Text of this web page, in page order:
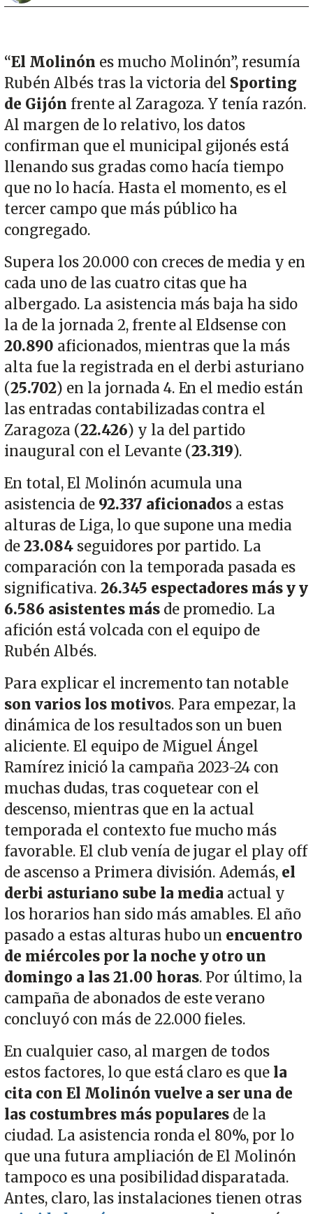
“El Molinón es mucho Molinón”, resumía
Rubén Albés tras la victoria del Sporting
de Gijón frente al Zaragoza. Y tenía razón.
Al margen de lo relativo, los datos
confirman que el municipal gijonés está
llenando sus gradas como hacía tiempo
que no lo hacía. Hasta el momento, es el
tercer campo que más público ha
congregado.
Supera los 20.000 con creces de media y en
cada uno de las cuatro citas que ha
albergado. La asistencia más baja ha sido
la de la jornada 2, frente al Eldsense con
20.890 aficionados, mientras que la más
alta fue la registrada en el derbi asturiano
(25.702) en la jornada 4. En el medio están
las entradas contabilizadas contra el
Zaragoza (22.426) y la del partido
inaugural con el Levante (23.319).
En total, El Molinón acumula una
asistencia de92.337 aficionados a estas
alturas de Liga, lo que supone una media
de23.084seguidores por partido. La
comparación con la temporada pasada es
significativa. 26.345 espectadores más y y
6.586 asistentes másde promedio. La
afición está volcada con el equipo de
Rubén Albés.
Para explicar el incremento tan notable
son varios los motivos. Para empezar, la
dinámica de los resultados son un buen
aliciente. El equipo de Miguel Ángel
Ramírez inició la campaña 2023-24 con
muchas dudas, tras coquetear con el
descenso, mientras que en la actual
temporada el contexto fue mucho más
favorable. El club venía de jugar el play off
de ascenso a Primera división. Además, el
derbi asturiano sube la media actual y
los horarios han sido más amables. El año
pasado a estas alturas hubo un encuentro
de miércoles por la noche y otro un
domingo a las 21.00 horas. Por último, la
campaña de abonados de este verano
concluyó con más de 22.000 fieles.
En cualquier caso, al margen de todos
estos factores, lo que está claro es que la
cita con El Molinón vuelve a ser una de
las costumbres más populares de la
ciudad. La asistencia ronda el 80%, por lo
que una futura ampliación de El Molinón
tampoco es una posibilidad disparatada.
Antes, claro, las instalaciones tienen otras